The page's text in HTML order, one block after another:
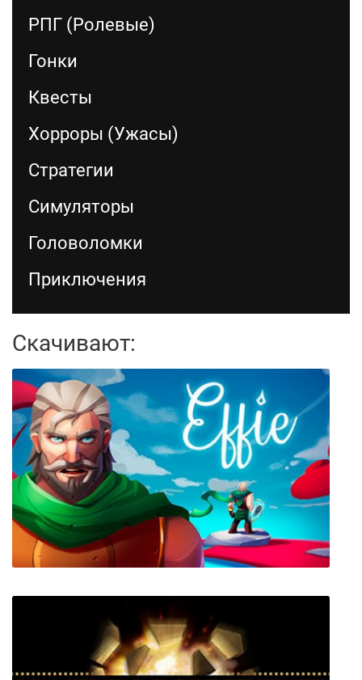
РПГ (Ролевые)
Гонки
Квесты
Хорроры (Ужасы)
Стратегии
Симуляторы
Головоломки
Приключения
Скачивают: